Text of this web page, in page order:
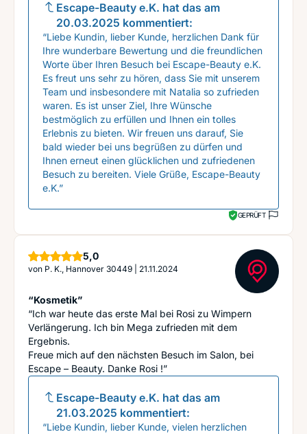
Escape-Beauty e.K. hat das am
20.03.2025 kommentiert:
“Liebe Kundin, lieber Kunde, herzlichen Dank für
Ihre wunderbare Bewertung und die freundlichen
Worte über Ihren Besuch bei Escape-Beauty e.K.
Es freut uns sehr zu hören, dass Sie mit unserem
Team und insbesondere mit Natalia so zufrieden
waren. Es ist unser Ziel, Ihre Wünsche
bestmöglich zu erfüllen und Ihnen ein tolles
Erlebnis zu bieten. Wir freuen uns darauf, Sie
bald wieder bei uns begrüßen zu dürfen und
Ihnen erneut einen glücklichen und zufriedenen
Besuch zu bereiten. Viele Grüße, Escape-Beauty
e.K.”
GEPRÜFT
5,0Sterne
von P. K., Hannover 30449 21.11.2024
“Kosmetik”
“Ich war heute das erste Mal bei Rosi zu Wimpern
Verlängerung. Ich bin Mega zufrieden mit dem
Ergebnis.
Freue mich auf den nächsten Besuch im Salon, bei
Escape – Beauty. Danke Rosi !”
Escape-Beauty e.K. hat das am
21.03.2025 kommentiert:
“Liebe Kundin, lieber Kunde, vielen herzlichen